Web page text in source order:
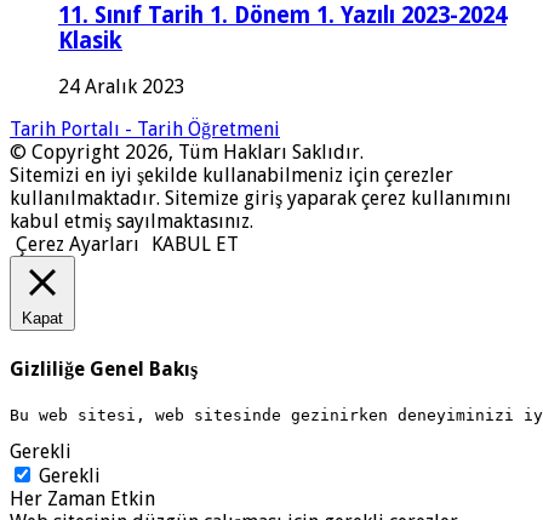
11. Sınıf Tarih 1. Dönem 1. Yazılı 2023-2024
Klasik
24 Aralık 2023
Tarih Portalı - Tarih Öğretmeni
© Copyright 2026, Tüm Hakları Saklıdır.
Sitemizi en iyi şekilde kullanabilmeniz için çerezler
kullanılmaktadır. Sitemize giriş yaparak çerez kullanımını
kabul etmiş sayılmaktasınız.
Çerez Ayarları
KABUL ET
Kapat
Gizliliğe Genel Bakış
Bu web sitesi, web sitesinde gezinirken deneyiminizi
Gerekli
Gerekli
Her Zaman Etkin